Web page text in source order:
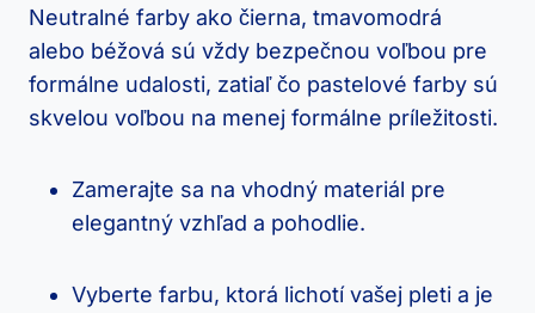
‍Neutralné ‌farby ako ⁣čierna, tmavomodrá
alebo ‍béžová sú vždy bezpečnou voľbou pre
formálne udalosti, zatiaľ čo pastelové farby sú
skvelou voľbou na menej formálne príležitosti.
Zamerajte ‍sa na vhodný materiál pre
elegantný vzhľad a pohodlie.
Vyberte farbu, ktorá lichotí vašej pleti a je